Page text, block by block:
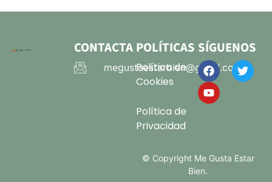
CONTACTA
megustaestarbien@gmail.com
POLÍTICAS
Política de
Cookies
Política de
Privacidad
SÍGUENOS
© Copyright Me Gusta Estar
Bien.